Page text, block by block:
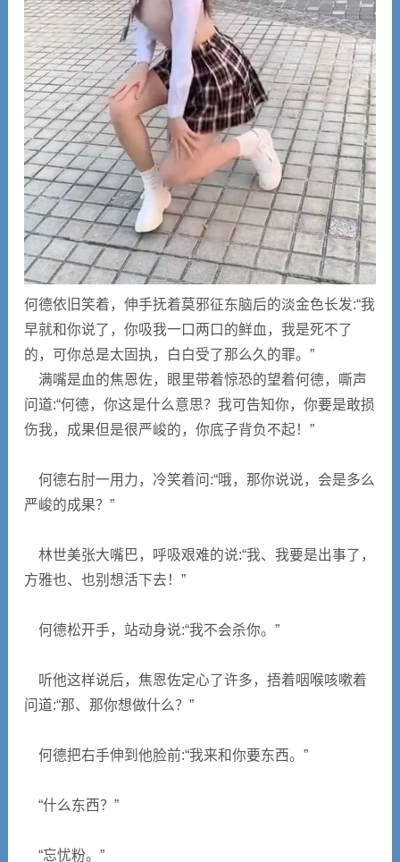
何德依旧笑着，伸手抚着莫邪征东脑后的淡金色长发:“我
早就和你说了，你吸我一口两口的鲜血，我是死不了
的，可你总是太固执，白白受了那么久的罪。”
满嘴是血的焦恩佐，眼里带着惊恐的望着何德，嘶声
问道:“何德，你这是什么意思？我可告知你，你要是敢损
伤我，成果但是很严峻的，你底子背负不起！”
何德右肘一用力，冷笑着问:“哦，那你说说，会是多么
严峻的成果？”
林世美张大嘴巴，呼吸艰难的说:“我、我要是出事了，
方雅也、也别想活下去！”
何德松开手，站动身说:“我不会杀你。”
听他这样说后，焦恩佐定心了许多，捂着咽喉咳嗽着
问道:“那、那你想做什么？”
何德把右手伸到他脸前:“我来和你要东西。”
“什么东西？”
“忘忧粉。”